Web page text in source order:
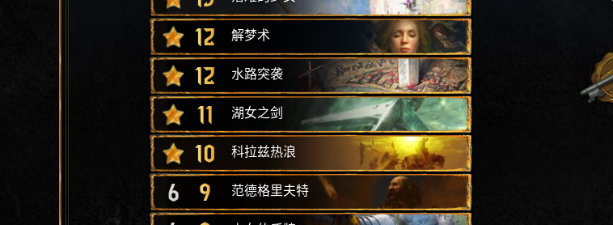
12 解梦术
12 水路突袭
11 湖女之剑
10 科拉兹热浪
6 9 范德格里夫特